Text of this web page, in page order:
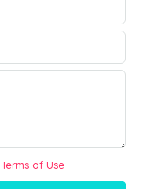
Terms of Use